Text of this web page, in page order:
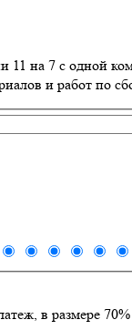
11 на 7 с одной
и работ по
в размере